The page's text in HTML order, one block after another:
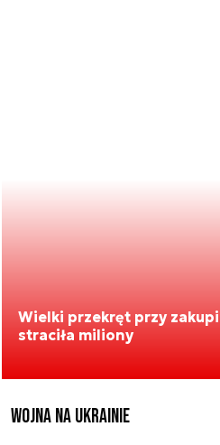
Wielki przekręt przy
straciła miliony
Wojna na Ukrainie